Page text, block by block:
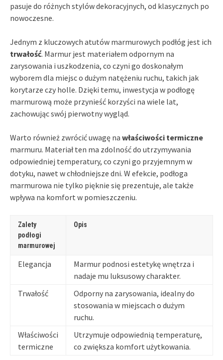
pasuje do różnych stylów dekoracyjnych, od klasycznych po
nowoczesne.
Jednym z kluczowych atutów marmurowych podłóg jest ich
trwałość. Marmur jest materiałem odpornym na
zarysowania i uszkodzenia, co czyni go doskonałym
wyborem dla miejsc o dużym natężeniu ruchu, takich jak
korytarze czy holle. Dzięki temu, inwestycja w podłogę
marmurową może przynieść korzyści na wiele lat,
zachowując swój pierwotny wygląd.
Warto również zwrócić uwagę na właściwości termiczne
marmuru. Materiał ten ma zdolność do utrzymywania
odpowiedniej temperatury, co czyni go przyjemnym w
dotyku, nawet w chłodniejsze dni. W efekcie, podłoga
marmurowa nie tylko pięknie się prezentuje, ale także
wpływa na komfort w pomieszczeniu.
Zalety
podłogi
marmurowej
Opis
Elegancja
Marmur podnosi estetykę wnętrza i
nadaje mu luksusowy charakter.
Trwałość
Odporny na zarysowania, idealny do
stosowania w miejscach o dużym
ruchu.
Właściwości
termiczne
Utrzymuje odpowiednią temperaturę,
co zwiększa komfort użytkowania.